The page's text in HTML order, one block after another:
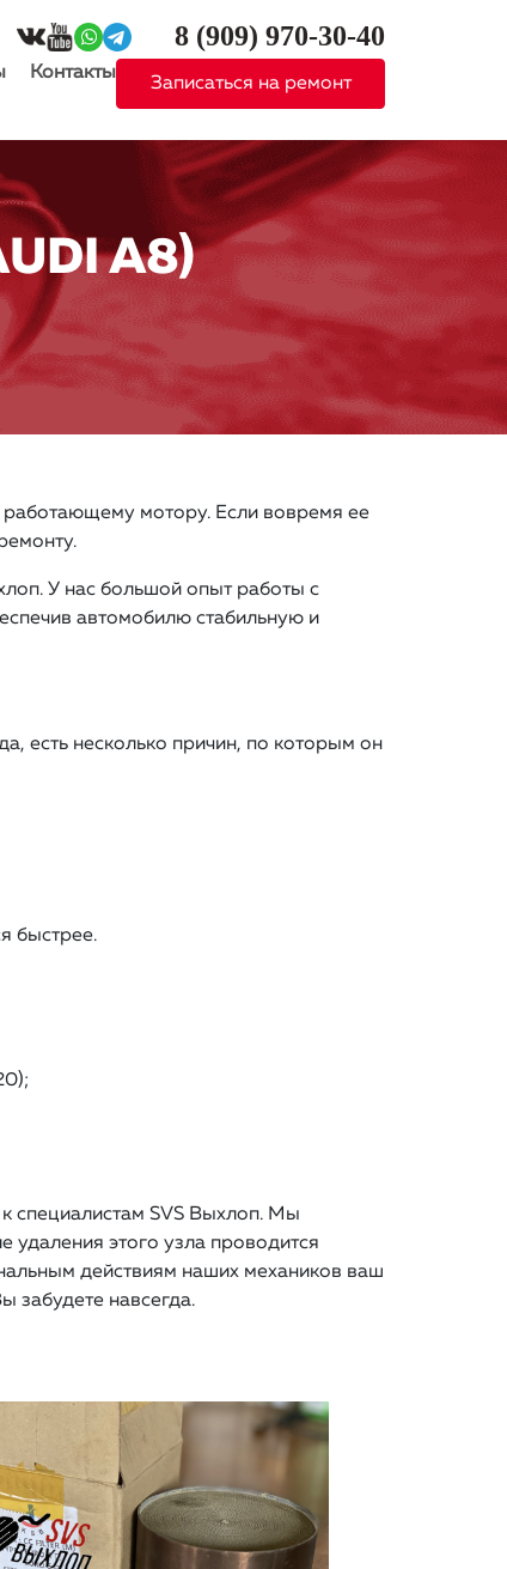
8 (909) 970-30-40
Контакты
Записаться на ремонт
A8)
работающему мотору. Если вовремя ее
У нас большой опыт работы с
автомобилю стабильную и
есть несколько причин, по которым он
быстрее.
специалистам SVS Выхлоп. Мы
удаления этого узла проводится
действиям наших механиков ваш
забудете навсегда.